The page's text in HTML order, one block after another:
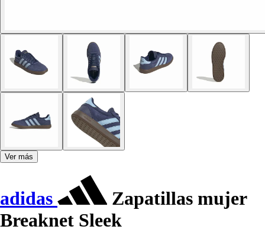
Ver más
adidas
Zapatillas mujer
Breaknet Sleek